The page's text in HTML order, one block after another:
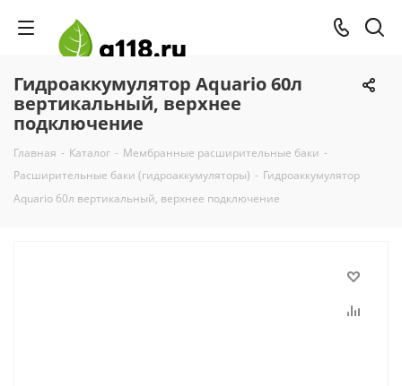
Гидроаккумулятор Aquario 60л
вертикальный, верхнее
подключение
Главная - Каталог - Мембранные расширительные баки -
Расширительные баки (гидроаккумуляторы) - Гидроаккумулятор
Aquario 60л вертикальный, верхнее подключение